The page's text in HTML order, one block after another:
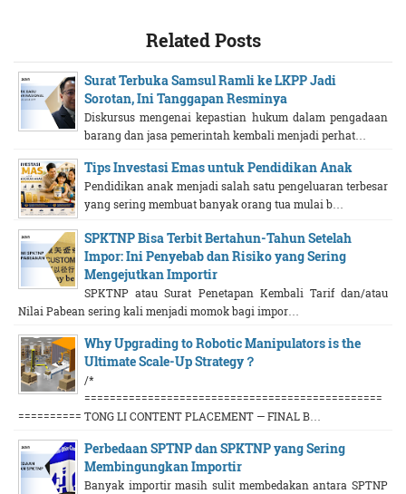
Related Posts
Surat Terbuka Samsul Ramli ke LKPP Jadi
Sorotan, Ini Tanggapan Resminya
Diskursus mengenai kepastian hukum dalam pengadaan
barang dan jasa pemerintah kembali menjadi perhat…
Tips Investasi Emas untuk Pendidikan Anak
Pendidikan anak menjadi salah satu pengeluaran terbesar
yang sering membuat banyak orang tua mulai b…
SPKTNP Bisa Terbit Bertahun-Tahun Setelah
Impor: Ini Penyebab dan Risiko yang Sering
Mengejutkan Importir
SPKTNP atau Surat Penetapan Kembali Tarif dan/atau
Nilai Pabean sering kali menjadi momok bagi impor…
Why Upgrading to Robotic Manipulators is the
Ultimate Scale-Up Strategy？
/*
===============================================
========== TONG LI CONTENT PLACEMENT — FINAL B…
Perbedaan SPTNP dan SPKTNP yang Sering
Membingungkan Importir
Banyak importir masih sulit membedakan antara SPTNP